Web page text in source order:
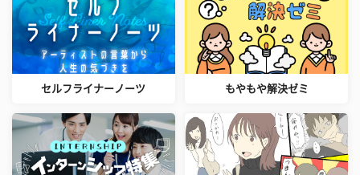
セルフライナーノーツ もやもや解決ゼミ